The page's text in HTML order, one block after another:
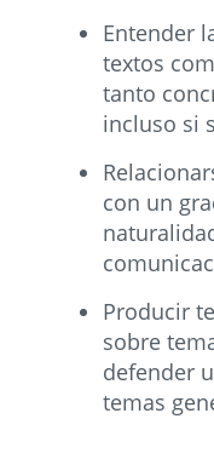
Entender
textos
tanto
incluso si
con un
Producir
sobre
defender
temas